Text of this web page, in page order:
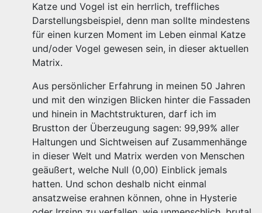
Katze und Vogel ist ein herrlich, treffliches
Darstellungsbeispiel, denn man sollte mindestens
für einen kurzen Moment im Leben einmal Katze
und/oder Vogel gewesen sein, in dieser aktuellen
Matrix.
Aus persönlicher Erfahrung in meinen 50 Jahren
und mit den winzigen Blicken hinter die Fassaden
und hinein in Machtstrukturen, darf ich im
Brustton der Überzeugung sagen: 99,99% aller
Haltungen und Sichtweisen auf Zusammenhänge
in dieser Welt und Matrix werden von Menschen
geäußert, welche Null (0,00) Einblick jemals
hatten. Und schon deshalb nicht einmal
ansatzweise erahnen können, ohne in Hysterie